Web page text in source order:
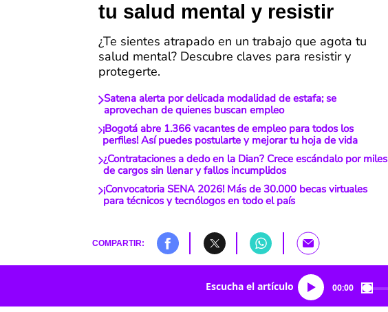
tu salud mental y resistir
¿Te sientes atrapado en un trabajo que agota tu
salud mental? Descubre claves para resistir y
protegerte.
Satena alerta por delicada modalidad de estafa; se
aprovechan de quienes buscan empleo
¡Bogotá abre 1.366 vacantes de empleo para todos los
perfiles! Así puedes postularte y mejorar tu hoja de vida
¿Contrataciones a dedo en la Dian? Crece escándalo por miles
de cargos sin llenar y fallos incumplidos
¡Convocatoria SENA 2026! Más de 30.000 becas virtuales
para técnicos y tecnólogos en todo el país
COMPARTIR:
Escucha el artículo 00:00